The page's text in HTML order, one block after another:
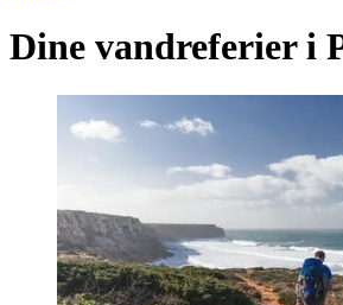
Dine vandreferier i